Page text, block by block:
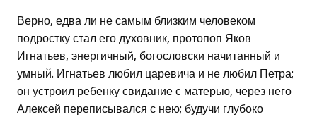
Верно, едва ли не самым близким человеком
подростку стал его духовник, протопоп Яков
Игнатьев, энергичный, богословски начитанный и
умный. Игнатьев любил царевича и не любил Петра;
он устроил ребенку свидание с матерью, через него
Алексей переписывался с нею; будучи глубоко